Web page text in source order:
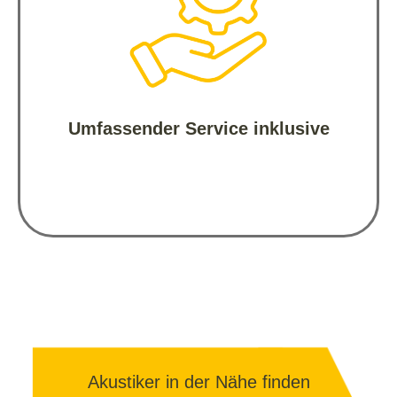
Umfassender Service inklusive
Sie erhalten die Betreuung und den
Service, den Sie von uns gewohnt sind -
zuverlässig und persönlich.
Akustiker in der Nähe finden